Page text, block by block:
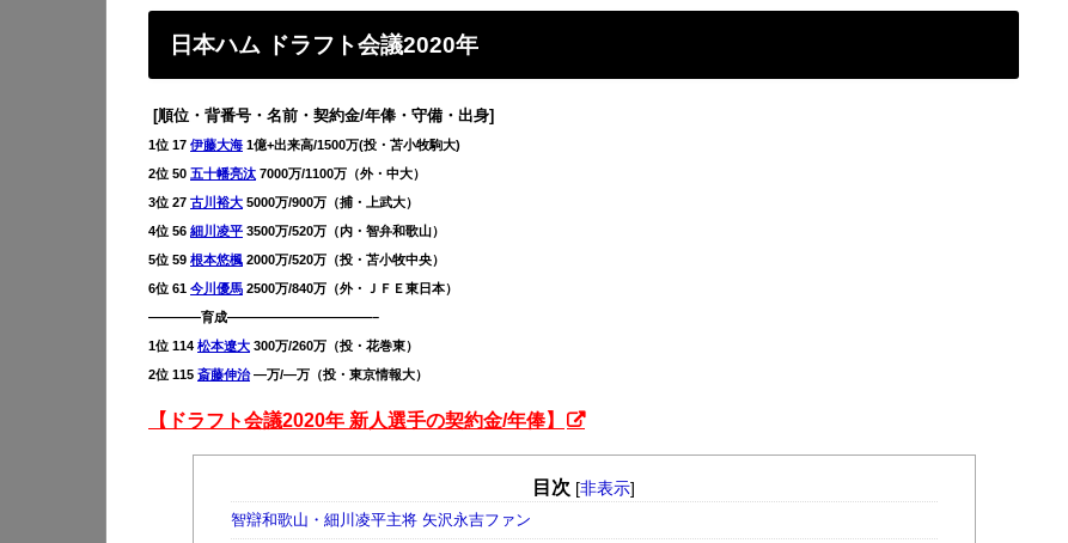
日本ハム ドラフト会議2020年
[順位・背番号・名前・契約金/年俸・守備・出身]
1位 17 伊藤大海 1億+出来高/1500万(投・苫小牧駒大)
2位 50 五十幡亮汰 7000万/1100万（外・中大）
3位 27 古川裕大 5000万/900万（捕・上武大）
4位 56 細川凌平 3500万/520万（内・智弁和歌山）
5位 59 根本悠楓 2000万/520万（投・苫小牧中央）
6位 61 今川優馬 2500万/840万（外・ＪＦＥ東日本）
————育成———————————–
1位 114 松本遼大 300万/260万（投・花巻東）
2位 115 斎藤伸治—万/—万（投・東京情報大）
【ドラフト会議2020年 新人選手の契約金/年俸】
目次 [非表示]
智辯和歌山・細川凌平主将 矢沢永吉ファン